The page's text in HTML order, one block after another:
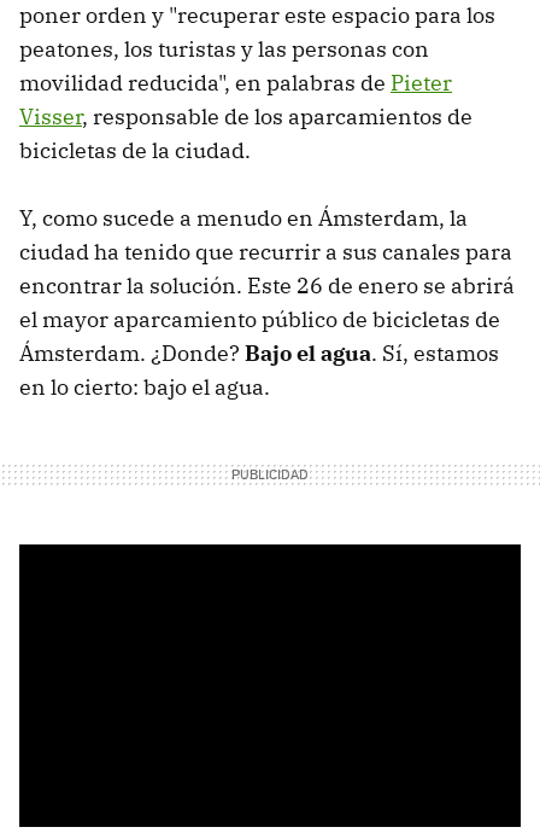
poner orden y "recuperar este espacio para los
peatones, los turistas y las personas con
movilidad reducida", en palabras de Pieter
Visser, responsable de los aparcamientos de
bicicletas de la ciudad.
Y, como sucede a menudo en Ámsterdam, la
ciudad ha tenido que recurrir a sus canales para
encontrar la solución. Este 26 de enero se abrirá
el mayor aparcamiento público de bicicletas de
Ámsterdam. ¿Donde? Bajo el agua. Sí, estamos
en lo cierto: bajo el agua.